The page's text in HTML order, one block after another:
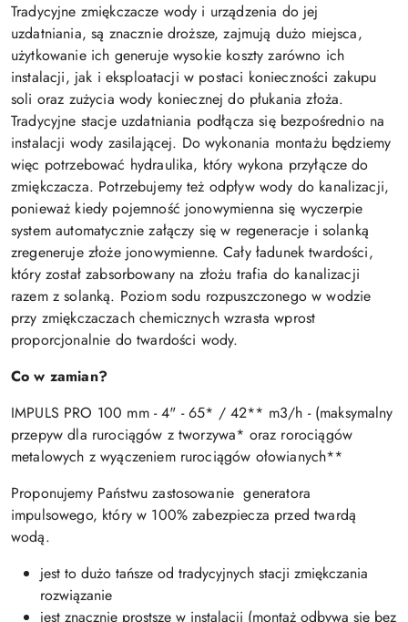
Tradycyjne zmiękczacze wody i urządzenia do jej
uzdatniania, są znacznie droższe, zajmują dużo miejsca,
użytkowanie ich generuje wysokie koszty zarówno ich
instalacji, jak i eksploatacji w postaci konieczności zakupu
soli oraz zużycia wody koniecznej do płukania złoża.
Tradycyjne stacje uzdatniania podłącza się bezpośrednio na
instalacji wody zasilającej. Do wykonania montażu będziemy
więc potrzebować hydraulika, który wykona przyłącze do
zmiękczacza. Potrzebujemy też odpływ wody do kanalizacji,
ponieważ kiedy pojemność jonowymienna się wyczerpie
system automatycznie załączy się w regeneracje i solanką
zregeneruje złoże jonowymienne. Cały ładunek twardości,
który został zabsorbowany na złożu trafia do kanalizacji
razem z solanką. Poziom sodu rozpuszczonego w wodzie
przy zmiękczaczach chemicznych wzrasta wprost
proporcjonalnie do twardości wody.
Co w zamian?
IMPULS PRO 100 mm - 4" - 65* / 42** m3/h - (maksymalny
przepyw dla rurociągów z tworzywa* oraz rorociągów
metalowych z wyączeniem rurociągów ołowianych**
Proponujemy Państwu zastosowanie generatora
impulsowego, który w 100% zabezpiecza przed twardą
wodą.
jest to dużo tańsze od tradycyjnych stacji zmiękczania
rozwiązanie
jest znacznie prostsze w instalacji (montaż odbywa się bez